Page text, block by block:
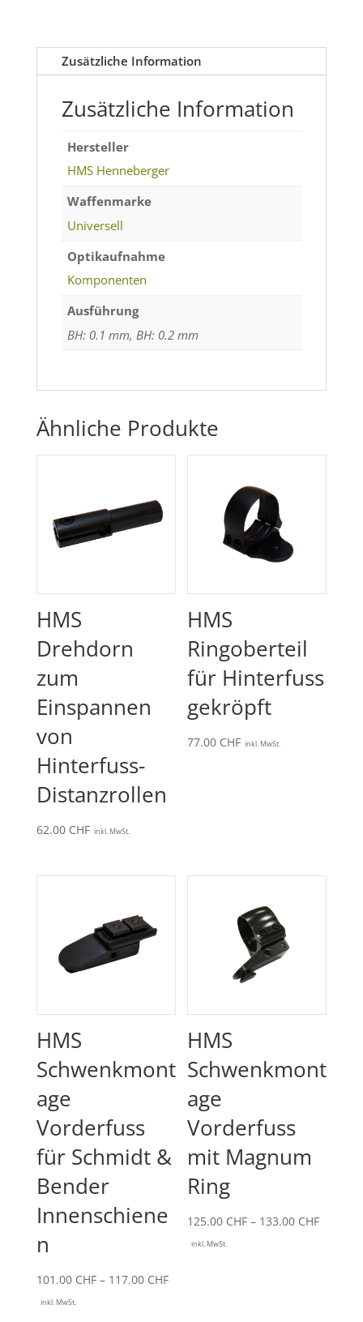
Zusätzliche Information
Zusätzliche Information
Hersteller
HMS Henneberger
Waffenmarke
Universell
Optikaufnahme
Komponenten
Ausführung
BH: 0.1 mm, BH: 0.2 mm
Ähnliche Produkte
HMS
Drehdorn
zum
Einspannen
von
Hinterfuss-
Distanzrollen
62.00 CHF inkl. MwSt.
HMS
Ringoberteil
für Hinterfuss
gekröpft
77.00 CHF inkl. MwSt.
HMS
Schwenkmont
age
Vorderfuss
für Schmidt &
Bender
Innenschiene
n
101.00 CHF – 117.00 CHFPreisspanne:
inkl. MwSt.
HMS
Schwenkmont
age
Vorderfuss
mit Magnum
Ring
125.00 CHF – 133.00 CHF
inkl. MwSt.